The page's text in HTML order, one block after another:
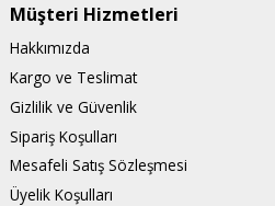
Müşteri Hizmetleri
Hakkımızda
Kargo ve Teslimat
Gizlilik ve Güvenlik
Sipariş Koşulları
Mesafeli Satış Sözleşmesi
Üyelik Koşulları